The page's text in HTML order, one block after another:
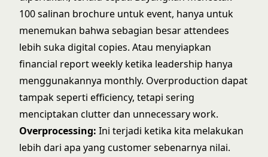
100 salinan brochure untuk event, hanya untuk
menemukan bahwa sebagian besar attendees
lebih suka digital copies. Atau menyiapkan
financial report weekly ketika leadership hanya
menggunakannya monthly. Overproduction dapat
tampak seperti efficiency, tetapi sering
menciptakan clutter dan unnecessary work.
Overprocessing: Ini terjadi ketika kita melakukan
lebih dari apa yang customer sebenarnya nilai.